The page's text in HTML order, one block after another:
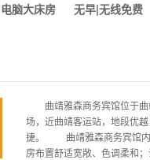
电脑大床房 无早|无线免费
曲靖雅森商务宾馆位于曲
场，近曲靖客运站，地段优
捷。 曲靖雅森商务宾馆内
房布置舒适宽敞、色调柔和；